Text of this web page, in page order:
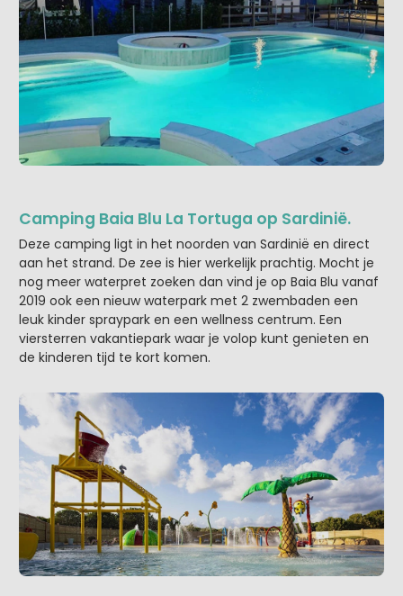
Camping Baia Blu La Tortuga op Sardinië.
Deze camping ligt in het noorden van Sardinië en direct
aan het strand. De zee is hier werkelijk prachtig. Mocht je
nog meer waterpret zoeken dan vind je op Baia Blu vanaf
2019 ook een nieuw waterpark met 2 zwembaden een
leuk kinder spraypark en een wellness centrum. Een
viersterren vakantiepark waar je volop kunt genieten en
de kinderen tijd te kort komen.